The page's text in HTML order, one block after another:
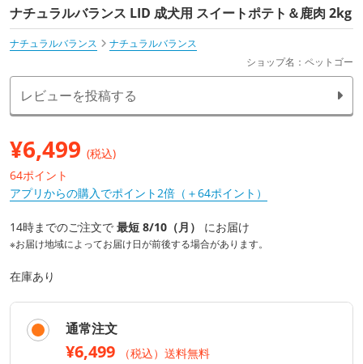
ナチュラルバランス LID 成犬用 スイートポテト＆鹿肉 2kg
ナチュラルバランス
ナチュラルバランス
ショップ名：ペットゴー
レビューを投稿する
¥6,499 (税込)
64ポイント
アプリからの購入でポイント2倍（＋64ポイント）
14時までのご注文で 最短 8/10（月） にお届け
※お届け地域によってお届け日が前後する場合があります。
在庫あり
通常注文
¥6,499
（税込）送料無料